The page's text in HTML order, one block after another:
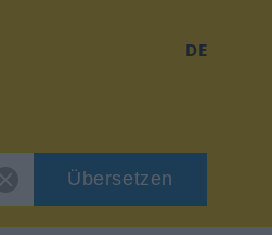
DE
Übersetzen